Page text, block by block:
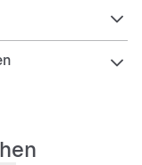
Die 3-
mit einem